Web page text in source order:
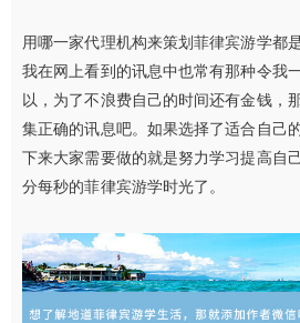
用哪一家代理机构来策划菲律宾游学都
我在网上看到的讯息中也常有那种令我
以，为了不浪费自己的时间还有金钱，
集正确的讯息吧。如果选择了适合自己
下来大家需要做的就是努力学习提高自
分每秒的菲律宾游学时光了。